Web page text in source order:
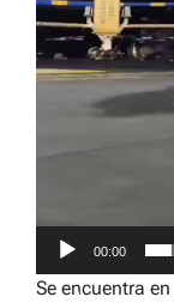
00:00
Se encuentra